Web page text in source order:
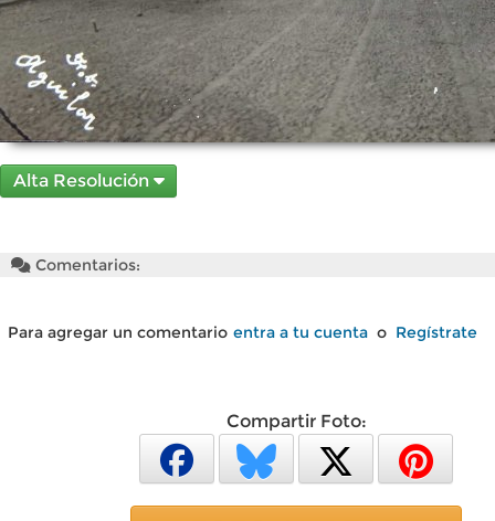
Alta Resolución
Comentarios:
Para agregar un comentario entra a tu cuenta o Regístrate
Compartir Foto: